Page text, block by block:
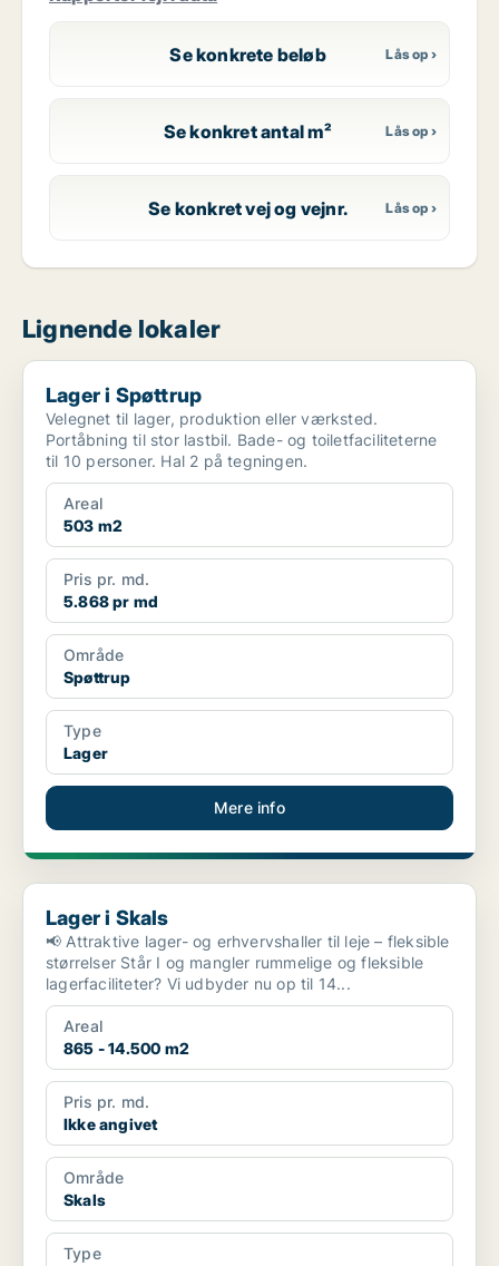
Se konkrete beløb
Se konkret antal m²
Se konkret vej og vejnr.
Lignende lokaler
Lager i Spøttrup
Lager i Spøttrup
Velegnet til lager, produktion eller værksted.
Portåbning til stor lastbil. Bade- og toiletfaciliteterne
til 10 personer. Hal 2 på tegningen.
Areal
503 m2
Pris pr. md.
5.868 pr md
Område
Spøttrup
Type
Lager
Mere info
Lager i Skals
Lager i Skals
📢 Attraktive lager- og erhvervshaller til leje – fleksible
størrelser Står I og mangler rummelige og fleksible
lagerfaciliteter? Vi udbyder nu op til 14...
Areal
865 - 14.500 m2
Pris pr. md.
Ikke angivet
Område
Skals
Type